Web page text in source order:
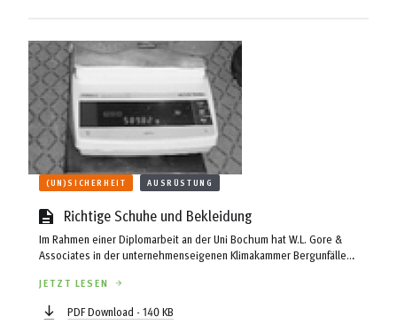
(UN)SICHERHEIT AUSRÜSTUNG
Richtige Schuhe und Bekleidung
Im Rahmen einer Diplomarbeit an der Uni Bochum hat W.L. Gore &
Associates in der unternehmenseigenen Klimakammer Bergunfälle
Gefahren von Gesundheitsrisiken auf dem Berg und in Kälte um
einiges.
JETZT LESEN
PDF Download - 140 KB